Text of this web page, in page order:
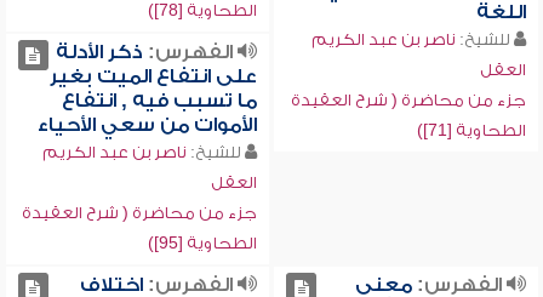
اللغة
للشيخ: ناصر بن عبد الكريم
العقل
جزء من محاضرة ( شرح العقيدة
الطحاوية [71])
الطحاوية [78])
الفهرس: ذكر الأدلة
على انتفاع الميت بغير
ما تسبب فيه , انتفاع
الأموات من سعي الأحياء
للشيخ: ناصر بن عبد الكريم
العقل
جزء من محاضرة ( شرح العقيدة
الطحاوية [95])
الفهرس:معنى
الفهرس:اختلاف